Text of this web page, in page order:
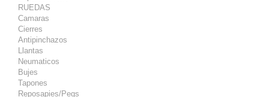
RUEDAS
Camaras
Cierres
Antipinchazos
Llantas
Neumaticos
Bujes
Tapones
Reposapies/Pegs